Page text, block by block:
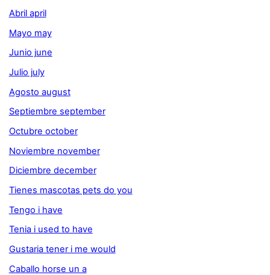
Abril april
Mayo may
Junio june
Julio july
Agosto august
Septiembre september
Octubre october
Noviembre november
Diciembre december
Tienes mascotas pets do you
Tengo i have
Tenia i used to have
Gustaria tener i me would
Caballo horse un a